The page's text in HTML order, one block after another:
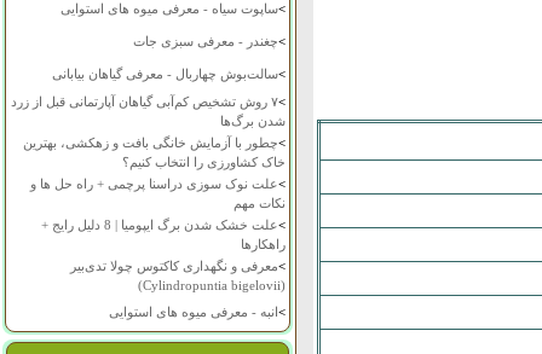
>ساپوت سیاه - معرفی میوه های استوایی
>چغندر - معرفی سبزی جات
>سالت‌بوش چهاربال - معرفی گیاهان بیابانی
>
۷ روش تشخیص کم‌آبی گیاهان آپارتمانی قبل از زرد
شدن برگ‌ها
>چطور با آزمایش خانگی بافت و زهکشی، بهترین
خاک کشاورزی را انتخاب کنیم؟
>علت نوک سوزی دراسنا پرچمی + راه حل ها و
نکات مهم
>
علت خشک شدن برگ ایپومیا | 8 دلیل رایج +
راهکارها
>معرفی و نگهداری کاکتوس چولا تدی‌بیر
(Cylindropuntia bigelovii)
>انبه - معرفی میوه های استوایی